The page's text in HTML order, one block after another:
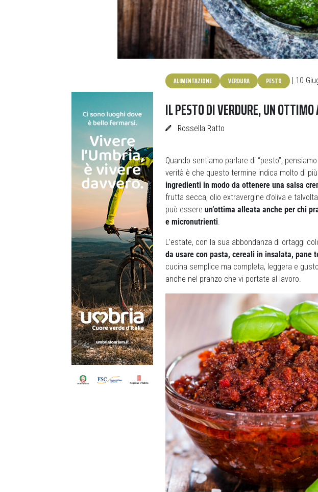
ALIMENTAZIONE VERDURA PESTO | 10
IL PESTO DI VERDURE, UN
Rossella Ratto
Quando sentiamo parlare di “pesto”,
verità è che questo termine indica molto di
ingredienti in modo da ottenere una salsa
frutta secca, olio extravergine d’oliva e
può essere un’ottima alleata anche per chi
e micronutrienti.
L’estate, con la sua abbondanza di ortaggi
da usare con pasta, cereali in insalata, pane
cucina semplice ma completa, leggera e
anche nel pranzo che vi portate al lavoro.